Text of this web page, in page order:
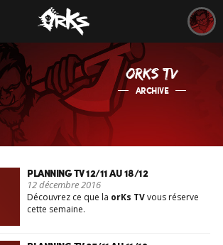
ORKS TV
ARCHIVE
PLANNING TV 12/11 AU 18/12
12 décembre 2016
Découvrez ce que la orKs TVvous réserve
cette semaine.